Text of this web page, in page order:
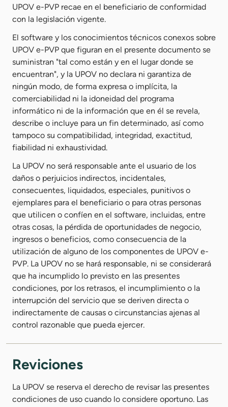
UPOV e-PVP recae en el beneficiario de conformidad
con la legislación vigente.
El software y los conocimientos técnicos conexos sobre
UPOV e-PVP que figuran en el presente documento se
suministran "tal como están y en el lugar donde se
encuentran", y la UPOV no declara ni garantiza de
ningún modo, de forma expresa o implícita, la
comerciabilidad ni la idoneidad del programa
informático ni de la información que en él se revela,
describe o incluye para un fin determinado, así como
tampoco su compatibilidad, integridad, exactitud,
fiabilidad ni exhaustividad.
La UPOV no será responsable ante el usuario de los
daños o perjuicios indirectos, incidentales,
consecuentes, liquidados, especiales, punitivos o
ejemplares para el beneficiario o para otras personas
que utilicen o confíen en el software, incluidas, entre
otras cosas, la pérdida de oportunidades de negocio,
ingresos o beneficios, como consecuencia de la
utilización de alguno de los componentes de UPOV e-
PVP. La UPOV no se hará responsable, ni se considerará
que ha incumplido lo previsto en las presentes
condiciones, por los retrasos, el incumplimiento o la
interrupción del servicio que se deriven directa o
indirectamente de causas o circunstancias ajenas al
control razonable que pueda ejercer.
Reviciones
La UPOV se reserva el derecho de revisar las presentes
condiciones de uso cuando lo considere oportuno. Las